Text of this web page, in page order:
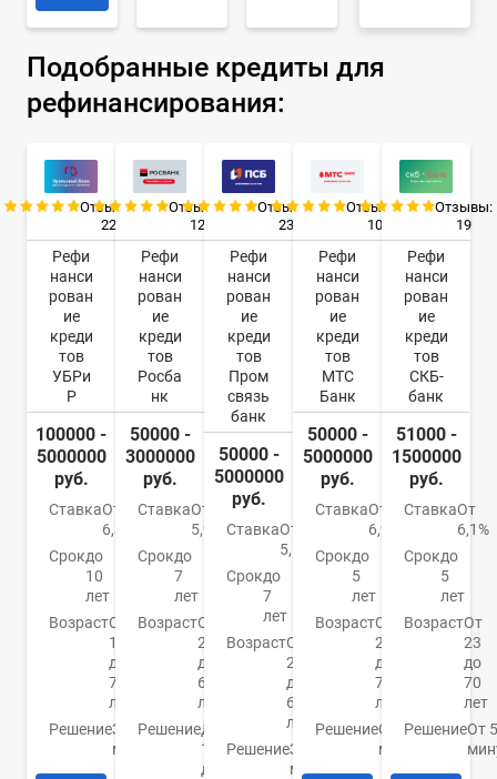
Подобранные кредиты для
рефинансирования:
Отзывы:
22
Рефи
нанси
рован
ие
креди
тов
УБРи
Р
100000 -
5000000
руб.
СтавкаОт
6,3%
Срокдо
10
лет
ВозрастОт
19
до
75
лет
РешениеЗа 15
минут
Отзывы:
12
Рефи
нанси
рован
ие
креди
тов
Росба
нк
50000 -
3000000
руб.
СтавкаОт
5,9%
Срокдо
7
лет
ВозрастОт
22
до
65
лет
РешениеДо
1
дня
Отзывы:
23
Рефи
нанси
рован
ие
креди
тов
Пром
связь
банк
50000 -
5000000
руб.
СтавкаОт
5,5%
Срокдо
7
лет
ВозрастОт
23
до
65
лет
РешениеЗа 5
минут
Отзывы:
10
Рефи
нанси
рован
ие
креди
тов
МТС
Банк
50000 -
5000000
руб.
СтавкаОт
6,9%
Срокдо
5
лет
ВозрастОт
20
до
70
лет
РешениеОт 15
минут
Отзывы:
19
Рефи
нанси
рован
ие
креди
тов
СКБ-
банк
51000 -
1500000
руб.
СтавкаОт
6,1%
Срокдо
5
лет
ВозрастОт
23
до
70
лет
РешениеОт 5